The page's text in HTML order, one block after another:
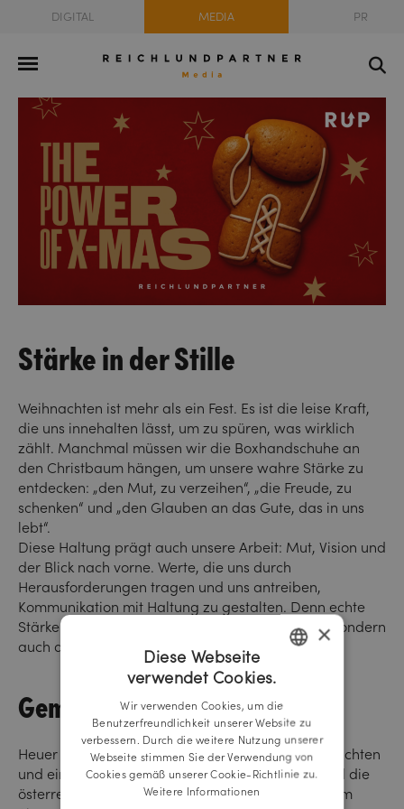
DIGITAL MEDIA PR
Stärke in der Stille
Weihnachten ist mehr als ein Fest. Es ist die leise Kraft,
die uns innehalten lässt, um zu spüren, was wirklich
zählt. Manchmal müssen wir die Boxhandschuhe an
den Christbaum hängen, um unsere wahre Stärke zu
entdecken: „den Mut, zu verzeihen“, „die Freude, zu
schenken“ und „den Glauben an das Gute, das in uns
lebt“.
Diese Haltung prägt auch unsere Arbeit: Mut, Vision und
der Blick nach vorne. Werte, die uns durch
Herausforderungen tragen und uns antreiben,
Kommunikation mit Haltung zu gestalten. Denn echte
Stärke zeigt sich nicht nur in großen Momenten, sondern
auch darin, anderen Hoffnung zu schenken.
Gemeinsam Gutes tun
Heuer werden wir auf Weihnachtsgeschenke verzichten
und einen namhaften Betrag für Kinder in Not und die
österreichische Krebsforschung spenden. In diesem
GERMAN
×
Diese Webseite
verwendet Cookies.
Wir verwenden Cookies, um die
Benutzerfreundlichkeit unserer Website zu
verbessern. Durch die weitere Nutzung unserer
Webseite stimmen Sie der Verwendung von
Cookies gemäß unserer Cookie-Richtlinie zu.
Weitere Informationen